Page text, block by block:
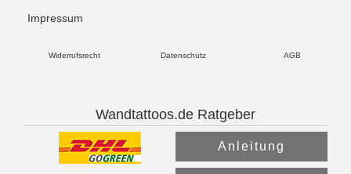
Impressum
Widerrufsrecht Datenschutz AGB
Wandtattoos.de Ratgeber
Anleitung